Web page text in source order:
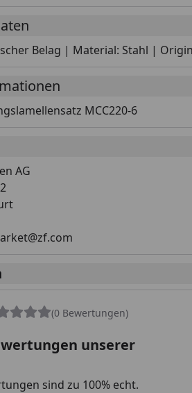
Belag | Material: Stahl |
MCC220-6
AG
(0 Bewertungen)
unserer
sind zu 100% echt.